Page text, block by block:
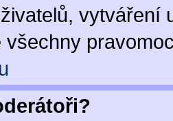
vytváření
všechny